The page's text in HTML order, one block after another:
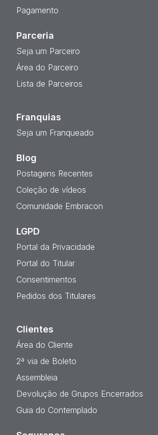
Pagamento
Parceria
Seja um Parceiro
Área do Parceiro
Lista de Parceiros
Franquias
Seja um Franqueado
Blog
Postagens Recentes
Coleção de vídeos
Comunidade Embracon
LGPD
Portal da Privacidade
Portal do Titular
Consentimentos
Pedidos dos Titulares
Clientes
Área do Cliente
2ª via de Boleto
Assembleia
Devolução de Grupos Encerrados
Guia do Contemplado